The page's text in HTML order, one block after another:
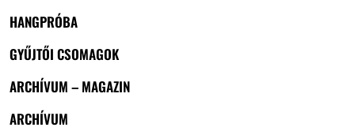
HANGPRÓBA
GYŰJTŐI CSOMAGOK
ARCHÍVUM – MAGAZIN
ARCHÍVUM